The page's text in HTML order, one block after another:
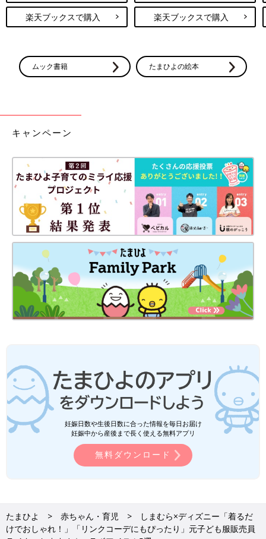
楽天ブックスで購入 楽天ブックスで購入
ムック書籍 たまひよの絵本
キャンペーン
妊娠日数や生後日数に合った情報を毎日お届け
妊娠中から産後まで長く使える無料アプリ
無料ダウンロード
たまひよ 赤ちゃん・育児
しまむら×ディズニー「着るだ
けでおしゃれ！」「リンクコーデにもぴったり」元子ども服販売員